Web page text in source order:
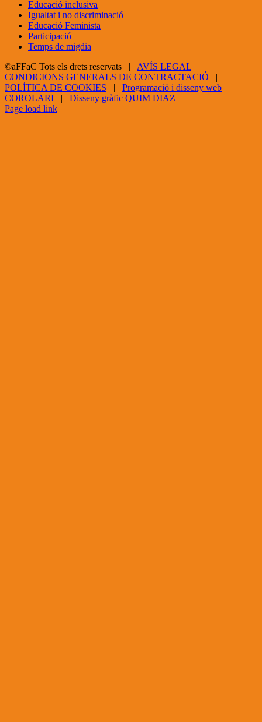
Educació inclusiva
Igualtat i no discriminació
Educació Feminista
Participació
Temps de migdia
©aFFaC Tots els drets reservats | AVÍS LEGAL |
CONDICIONS GENERALS DE CONTRACTACIÓ |
POLÍTICA DE COOKIES | Programació i disseny web
COROLARI | Disseny gràfic QUIM DIAZ
Facebook
X
YouTube
Page load link